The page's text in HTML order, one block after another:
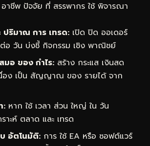
าชีพ ปัจจัย ที่ สรรพากร ใช้ พิจารณา
ปริมาณ การ เทรด: เปิด ปิด ออเดอร์
อ วัน บ่งชี้ กิจกรรม เชิง พาณิชย์
มอ ของ กำไร: สร้าง กระแส เงินสด
อง เป็น สัญญาณ ของ รายได้ จาก
: หาก ใช้ เวลา ส่วน ใหญ่ ใน วัน
าะห์ ตลาด และ เทรด
อัตโนมัติ: การ ใช้ EA หรือ ซอฟต์แวร์